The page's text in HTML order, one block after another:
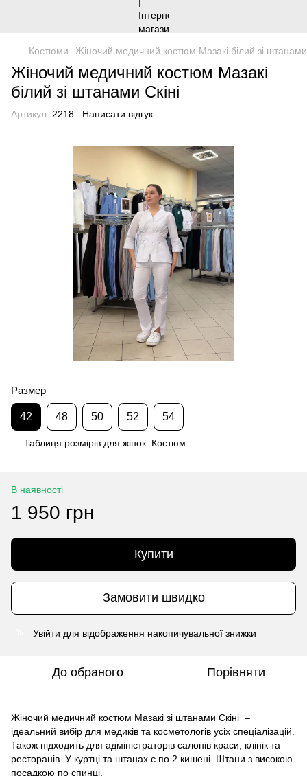
Костюми Жіночий медичний костюм Мазакі білий зі штанами
Жіночий медичний костюм Мазакі
білий зі штанами Скіні
Артикул: 2218 Написати відгук
Размер
42 48 50 52 54
Таблиця розмірів для жінок. Костюм
В наявності
1 950 грн
Купити
Замовити швидко
Увійти для відображення накопичувальної знижки
До обраного Порівняти
Жіночий медичний костюм Мазакі зі штанами Скіні –
ідеальний вибір для медиків та косметологів усіх спеціалізацій.
Також підходить для адміністраторів салонів краси, клінік та
ресторанів. У куртці та штанах є по 2 кишені. Штани з високою
посадкою по спинці.